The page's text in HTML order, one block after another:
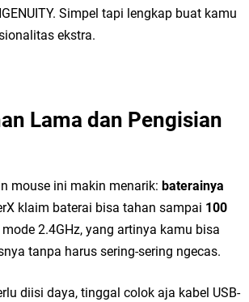
Simpel tapi lengkap buat kamu
ekstra.
Lama dan Pengisian
mouse ini makin menarik: baterainya
klaim baterai bisa tahan sampai 100
2.4GHz, yang artinya kamu bisa
tanpa harus sering-sering ngecas.
diisi daya, tinggal colok aja kabel USB-